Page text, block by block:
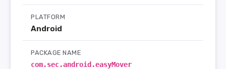
PLATFORM
Android
PACKAGE NAME
com.sec.android.easyMover